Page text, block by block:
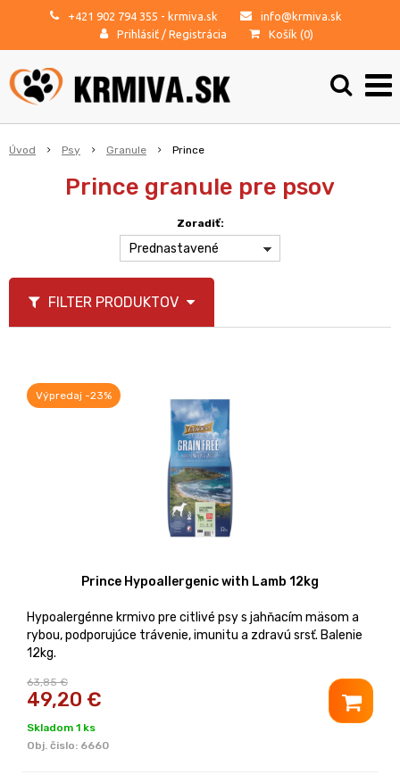
+421 902 794 355 - krmiva.sk
info@krmiva.sk
Prihlásiť / Registrácia Košík (0)
Úvod Psy Granule Prince
Prince granule pre psov
Zoradiť:
Prednastavené
FILTER PRODUKTOV
Výpredaj -23%
Prince Hypoallergenic with Lamb 12kg
Hypoalergénne krmivo pre citlivé psy s jahňacím mäsom a
rybou, podporujúce trávenie, imunitu a zdravú srsť. Balenie
12kg.
63,85 €
49,20 €
Skladom 1 ks
Obj. čislo: 6660